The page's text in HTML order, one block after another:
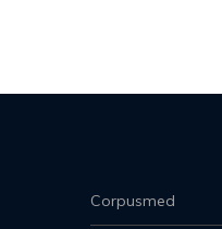
Corpusmed